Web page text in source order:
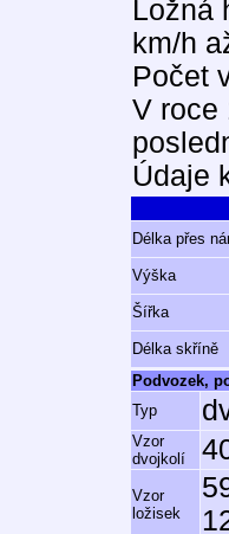
Ložná
km/h
Počet
V roce
Údaje
Délka přes
Výška
Šířka
Délka skříně
Podvozek,
Typ
Vzor
dvojkolí
Vzor
ložisek